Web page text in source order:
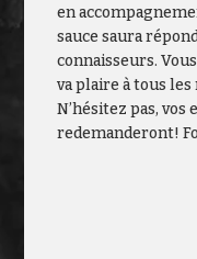
en
sauce saura
connaisseurs.
va plaire à tous
N’hésitez pas, vos
redemanderont!